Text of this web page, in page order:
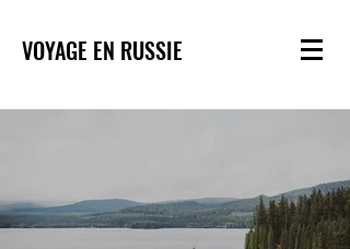
VOYAGE EN RUSSIE